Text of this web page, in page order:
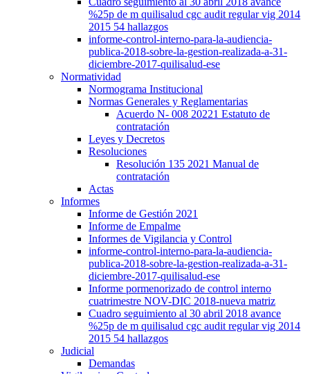
%25p de m quilisalud cgc audit regular vig 2014
2015 54 hallazgos
informe-control-interno-para-la-audiencia-
publica-2018-sobre-la-gestion-realizada-a-31-
diciembre-2017-quilisalud-ese
Normatividad
Normograma Institucional
Normas Generales y Reglamentarias
Acuerdo N- 008 20221 Estatuto de
contratación
Leyes y Decretos
Resoluciones
Resolución 135 2021 Manual de
contratación
Actas
Informes
Informe de Gestión 2021
Informe de Empalme
Informes de Vigilancia y Control
informe-control-interno-para-la-audiencia-
publica-2018-sobre-la-gestion-realizada-a-31-
diciembre-2017-quilisalud-ese
Informe pormenorizado de control interno
cuatrimestre NOV-DIC 2018-nueva matriz
Cuadro seguimiento al 30 abril 2018 avance
%25p de m quilisalud cgc audit regular vig 2014
2015 54 hallazgos
Judicial
Demandas